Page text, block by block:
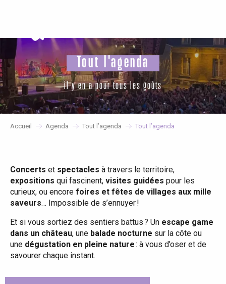
principal
Tout l'agenda
il y en a pour tous les goûts
Accueil Agenda Tout l’agenda Tout l’agenda
Concerts et spectacles à travers le territoire,
expositions qui fascinent, visites guidées pour les
curieux, ou encore foires et fêtes de villages aux mille
saveurs… Impossible de s’ennuyer !
Et si vous sortiez des sentiers battus ? Un escape game
dans un château, une balade nocturne sur la côte ou
une dégustation en pleine nature: à vous d’oser et de
savourer chaque instant.